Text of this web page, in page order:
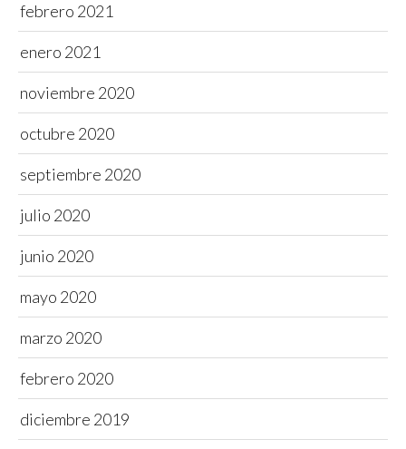
febrero 2021
enero 2021
noviembre 2020
octubre 2020
septiembre 2020
julio 2020
junio 2020
mayo 2020
marzo 2020
febrero 2020
diciembre 2019